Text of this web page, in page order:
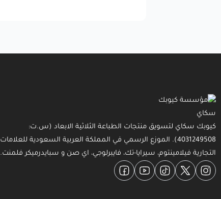
كيوبك سكاي لتسويق منتجات الطباعة الثلاثية الابعاد (س.ت:
4031249508). الموزع الرسمي في المملكة العربية السعودية للعلامات
التجارية فيلامينتوم، سيرايا-تك، فايبرلوجي، اي صن و سبايدرميكر فلمنت.
Instagram
Twitter
TikTok
YouTube
Facebook